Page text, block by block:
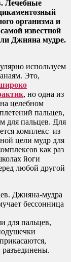
Лечебные
организма и
известной
Джняна мудре.
используем
Это,
, но одна из
целебном
пальцев,
для пальцев. Для
комплекс из
цели мудр для
как раз
йоги
любой другой
для пальцев,